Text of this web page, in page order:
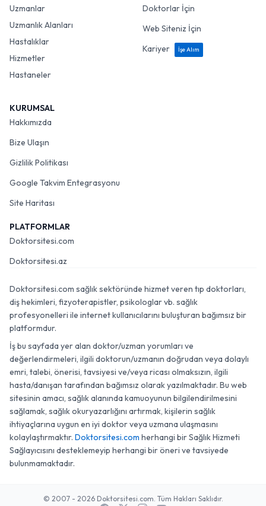
Uzmanlar
Uzmanlık Alanları
Hastalıklar
Hizmetler
Hastaneler
Doktorlar İçin
Web Siteniz İçin
Kariyer
İşe Alım
KURUMSAL
Hakkımızda
Bize Ulaşın
Gizlilik Politikası
Google Takvim Entegrasyonu
Site Haritası
PLATFORMLAR
Doktorsitesi.com
Doktorsitesi.az
Doktorsitesi.com sağlık sektöründe hizmet veren tıp doktorları,
diş hekimleri, fizyoterapistler, psikologlar vb. sağlık
profesyonelleri ile internet kullanıcılarını buluşturan bağımsız bir
platformdur.
İş bu sayfada yer alan doktor/uzman yorumları ve
değerlendirmeleri, ilgili doktorun/uzmanın doğrudan veya dolaylı
emri, talebi, önerisi, tavsiyesi ve/veya ricası olmaksızın, ilgili
hasta/danışan tarafından bağımsız olarak yazılmaktadır. Bu web
sitesinin amacı, sağlık alanında kamuoyunun bilgilendirilmesini
sağlamak, sağlık okuryazarlığını artırmak, kişilerin sağlık
ihtiyaçlarına uygun en iyi doktor veya uzmana ulaşmasını
kolaylaştırmaktır. Doktorsitesi.com herhangi bir Sağlık Hizmeti
Sağlayıcısını desteklemeyip herhangi bir öneri ve tavsiyede
bulunmamaktadır.
© 2007 - 2026 Doktorsitesi.com. Tüm Hakları Saklıdır.